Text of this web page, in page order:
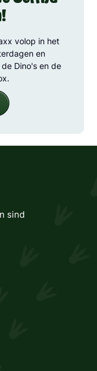
volop in het
en
Dino's en de
sind